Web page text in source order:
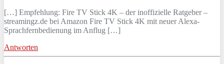
[…] Empfehlung: Fire TV Stick 4K – der inoffizielle Ratgeber –
streamingz.de bei Amazon Fire TV Stick 4K mit neuer Alexa-
Sprachfernbedienung im Anflug […]
Antworten